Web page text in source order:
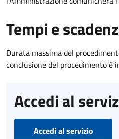
Tempi e
Durata massima del
conclusione del procedimento è
Accedi al
Accedi al servizio